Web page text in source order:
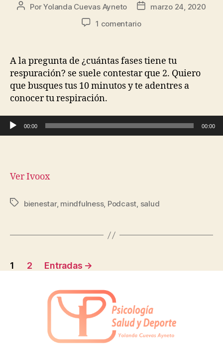
PorYolanda Cuevas Ayneto
marzo 24, 2020
1 comentario
A la pregunta de ¿cuántas fases tiene tu
respuración? se suele contestar que 2. Quiero
que busques tus 10 minutos y te adentres a
conocer tu respiración.
Reproductor de audio
00:00 00:00
Ver Ivoox
bienestar, mindfulness, Podcast, salud
1 2 Entradas →